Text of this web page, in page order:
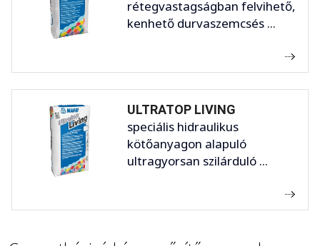
rétegvastagságban felvihető,
kenhető durvaszemcsés ...
ULTRATOP LIVING
speciális hidraulikus
kötőanyagon alapuló
ultragyorsan szilárduló ...